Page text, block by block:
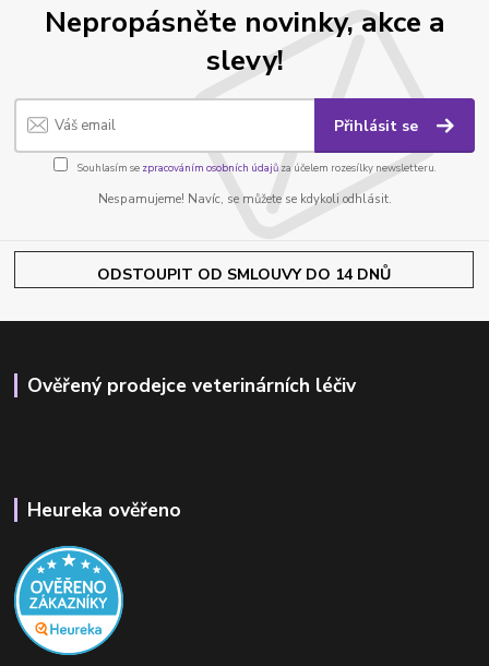
Nepropásněte novinky, akce a
slevy!
Přihlásit se
Souhlasím se zpracováním osobních údajůza účelem rozesílky newsletteru.
Nespamujeme! Navíc, se můžete se kdykoli odhlásit.
ODSTOUPIT OD SMLOUVY DO 14 DNŮ
Ověřený prodejce veterinárních léčiv
Heureka ověřeno